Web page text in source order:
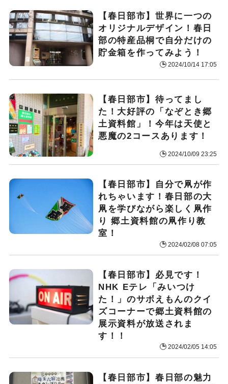
【春日部市】世界に一つの
オリジナルデザイン！春日
部の特産品桐で自分だけの
貯金箱を作ってみよう！
2024/10/14 17:05
【春日部市】待ってまし
た！大好評の「なぞとき郷
土資料館」！今年は天使と
悪魔の2コースあります！
2024/10/09 23:25
【春日部市】自分で凧が作
れちゃいます！春日部の大
凧を学びながら楽しく凧作
り 郷土資料館の凧作り教
室！
2024/02/08 07:05
【春日部市】必見です！
NHK Eテレ「みいつけ
た！」のサボえもんのクイ
ズコーナーで郷土資料館の
展示資料が放送されま
す！！
2024/02/05 14:05
【春日部市】春日部の魅力